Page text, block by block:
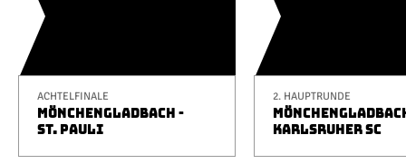
ACHTELFINALE
MÖNCHENGLADBACH -
ST. PAULI
2. HAUPTRUNDE
KARLSRUHER SC